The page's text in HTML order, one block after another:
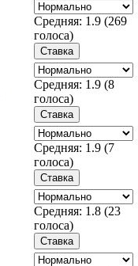
Средняя: 1.9 (269
голоса)
Средняя: 1.9 (8
голоса)
Средняя: 1.9 (7
голоса)
Средняя: 1.8 (23
голоса)